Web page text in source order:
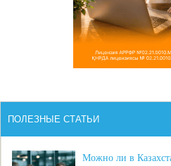
ПОЛЕЗНЫЕ СТАТЬИ
Можно ли в